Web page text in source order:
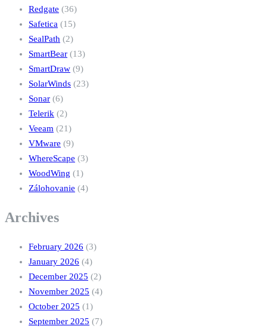
Redgate (36)
Safetica (15)
SealPath (2)
SmartBear (13)
SmartDraw (9)
SolarWinds (23)
Sonar (6)
Telerik (2)
Veeam (21)
VMware (9)
WhereScape (3)
WoodWing (1)
Zálohovanie (4)
Archives
February 2026 (3)
January 2026 (4)
December 2025 (2)
November 2025 (4)
October 2025 (1)
September 2025 (7)